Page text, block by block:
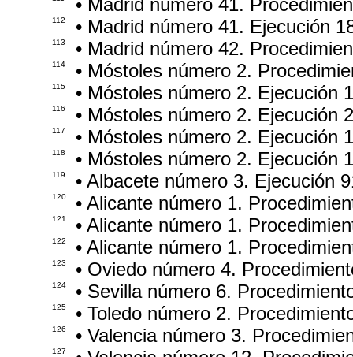
• Madrid número 41.
112 • Madrid número 41. Ejecución
113 • Madrid número 42.
114 • Móstoles número 2.
115 • Móstoles número 2. Ejecución
116 • Móstoles número 2. Ejecución
117 • Móstoles número 2. Ejecución
118 • Móstoles número 2. Ejecución
119 • Albacete número 3. Ejecución
120 • Alicante número 1.
121 • Alicante número 1.
122 • Alicante número 1.
123 • Oviedo número 4.
124 • Sevilla número 6.
125 • Toledo número 2.
126 • Valencia número 3.
127